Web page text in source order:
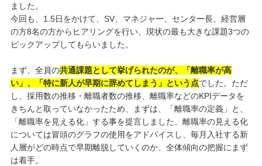
ました。
今回も、1.5日をかけて、SV、マネジャー、センター長、経営層
の方8名の方からヒアリングを行い、現状の最も大きな課題3つの
ピックアップしてもらいました。
まず、全員の共通課題として挙げられたのが、「離職率が高
い」、「特に新人が早期に辞めてしまう」という点でした。ただ
し、採用数の推移・離職者数の推移、離職率などのKPIデータを
きちんと取っていなかったため、まずは、「離職率の定義」と、
「離職率を見える化」する事を提言しました。離職率の見える化
については冒頭のグラフの使用をアドバイスし、毎月入社する新
人層がどの時点で早期離脱していくのか、全体傾向の把握にまず
は着手。